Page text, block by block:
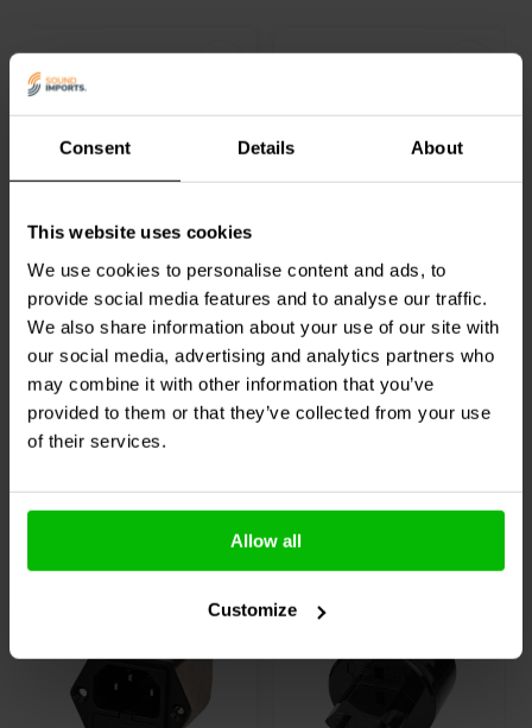
Consent Details About
This website uses cookies
We use cookies to personalise content and ads, to
provide social media features and to analyse our traffic.
We also share information about your use of our site with
our social media, advertising and analytics partners who
may combine it with other information that you’ve
provided to them or that they’ve collected from your use
of their services.
Allow all
Customize
NEW
Sounds
0
klantbeoordelingen
Vergleichen
2 Auf Lager
NEW
0
klantbeoordelingen
Vergleichen
2 Auf Lager
Andere Kunden kauften auch